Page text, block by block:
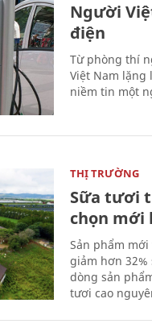
Người
điện
Từ phòng thí
Việt Nam lặng
niềm tin một
THỊ TRƯỜNG
Sữa tươi
chọn mới
Sản phẩm
giảm hơn
dòng sản
tươi cao